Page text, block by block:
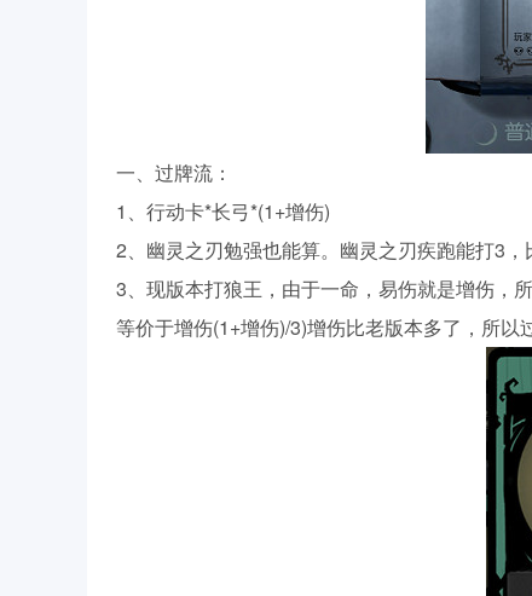
一、过牌流：
1、行动卡*长弓*(1+增伤)
2、幽灵之刃勉强也能算。幽灵之刃疾跑能打3，
3、现版本打狼王，由于一命，易伤就是增伤，
等价于增伤(1+增伤)/3)增伤比老版本多了，所